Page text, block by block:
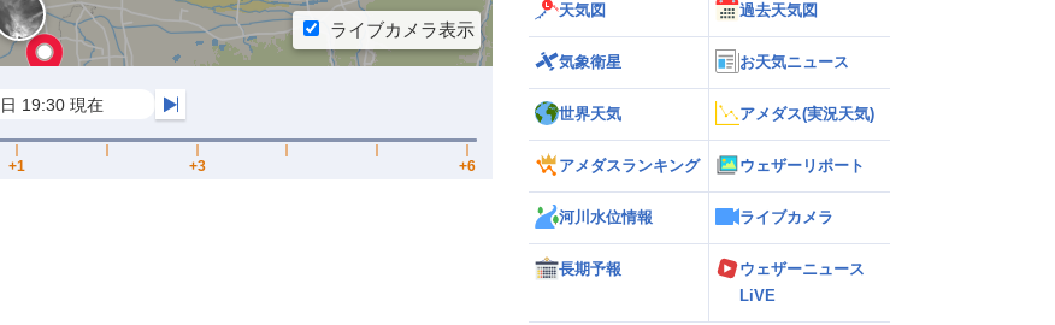
天気図 過去天気図
気象衛星 お天気ニュース
世界天気 アメダス(実況天気)
アメダスランキング ウェザーリポート
河川水位情報 ライブカメラ
長期予報
ウェザーニュース
LiVE